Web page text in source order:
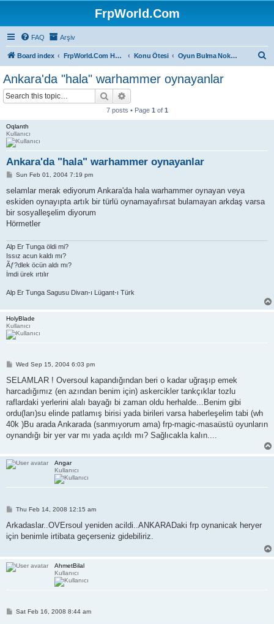
FrpWorld.Com
FAQ Arşiv
Board index FrpWorld.Com Hakkında Konu Ötesi Oyun Bulma Noktası
Ankara'da "hala" warhammer oynayanlar
Search
7 posts • Page 1 of 1
Oqlanth
Kullanıcı
Ankara'da "hala" warhammer oynayanlar
P
s
Sun Feb 01, 2004 7:19 pm
selamlar merak ediyorum Ankara'da hala warhammer oynayan veya
eskiden oynayıpta artık bir türlü oynamayafırsat bulamayan arkdaş varsa
bir sosyalleşelim diyorum
Hörmetler
Alp Er Tunga öldi mi?
Issız acun kaldı mı?
Ãƒ?dlek öcün aldı mı?
İmdi ürek ırtılır
Alp Er Tunga Sagusu Divan-ı Lügant-ı Türk
HolyBlade
Kullanıcı
P
s
Wed Sep 15, 2004 6:03 pm
SELAMLAR ! Oversoul kapandığından beri o kadar uğraşıp emek
harcadığımız (en azından benim için) askercikler tankçıklar tozlu
raflardaki yerlerini alalı bayağı bi zaman oldu herhalde...Benim gibi
ordu(ları)su elinde patlamış birisi yada birileri varsa haberleşelim tabi (wh
40k )Bu arada Ankarada (sanmıyorum ama) frp-magic-masaüstü oyunların
oynandığı bir yer var mı yada açıldı mı? Sağlıcakla kalın....
Angar
Kullanıcı
P
s
Thu Feb 14, 2008 12:15 am
Arkadaslar..OVErsoul yeniden acildi..ANKARADaki frp oynanicak heryer
için benimle irtibata geçerseniz gidebiliriz.
AhmetBilal
Kullanıcı
PSat Feb 16, 2008 8:44 am